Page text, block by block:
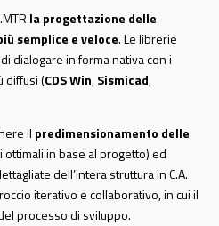
la progettazione delle
semplice e veloce. Le librerie
dialogare in forma nativa con i
diffusi (CDS Win,Sismicad,
il predimensionamento delle
in base al progetto) ed
dell’intera struttura in C.A.
iterativo e collaborativo, in cui il
processo di sviluppo.